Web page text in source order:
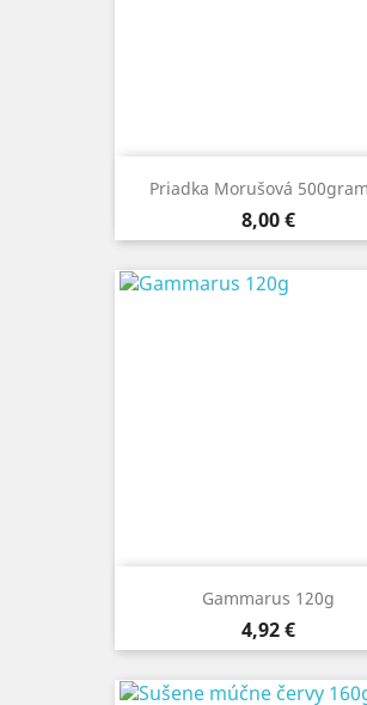
Priadka Morušová
Cena
8,00 €
Gammarus 120g
Cena
4,92 €